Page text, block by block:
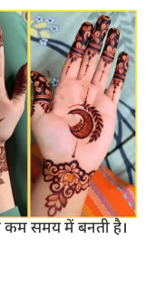
कम समय में बनती है।